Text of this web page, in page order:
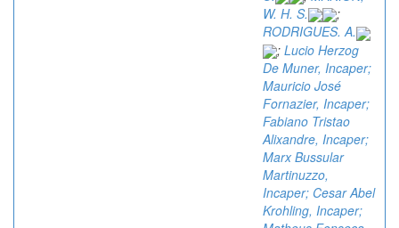
W. H. S.
;
RODRIGUES. A.
; Lucio Herzog
De Muner, Incaper;
Mauricio José
Fornazier, Incaper;
Fabiano Tristao
Alixandre, Incaper;
Marx Bussular
Martinuzzo,
Incaper; Cesar Abel
Krohling, Incaper;